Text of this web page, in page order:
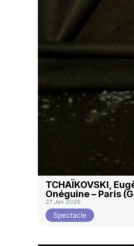
TCHAÏKOVSKI,
Onéguine – Paris
27 Jan 2026
Spectacle